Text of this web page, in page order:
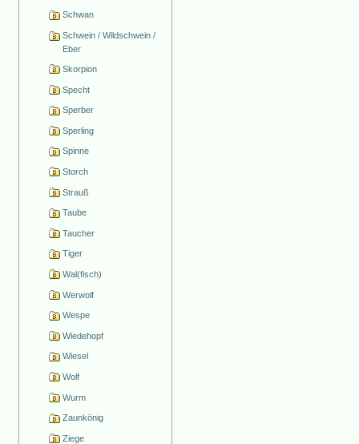
Schwan
Schwein / Wildschwein /
Eber
Skorpion
Specht
Sperber
Sperling
Spinne
Storch
Strauß
Taube
Taucher
Tiger
Wal(fisch)
Werwolf
Wespe
Wiedehopf
Wiesel
Wolf
Wurm
Zaunkönig
Ziege